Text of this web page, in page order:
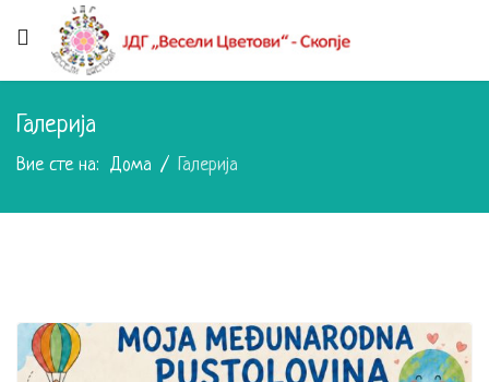
Галерија
Вие сте на: Дома Галерија